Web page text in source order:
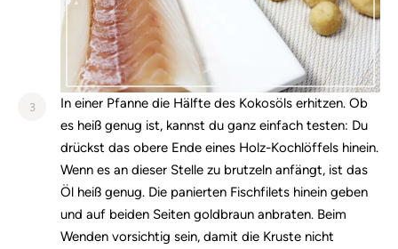
3
In einer Pfanne die Hälfte des Kokosöls erhitzen. Ob
es heiß genug ist, kannst du ganz einfach testen: Du
drückst das obere Ende eines Holz-Kochlöffels hinein.
Wenn es an dieser Stelle zu brutzeln anfängt, ist das
Öl heiß genug. Die panierten Fischfilets hinein geben
und auf beiden Seiten goldbraun anbraten. Beim
Wenden vorsichtig sein, damit die Kruste nicht